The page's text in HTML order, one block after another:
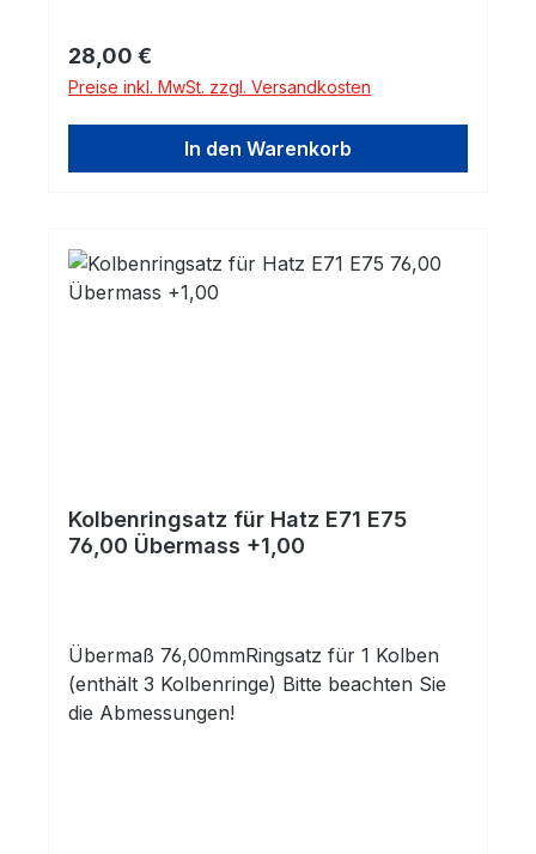
Regulärer Preis:
28,00 €
Preise inkl. MwSt. zzgl. Versandkosten
In den Warenkorb
Kolbenringsatz für Hatz E71 E75
76,00 Übermass +1,00
Übermaß 76,00mmRingsatz für 1 Kolben
(enthält 3 Kolbenringe) Bitte beachten Sie
die Abmessungen!